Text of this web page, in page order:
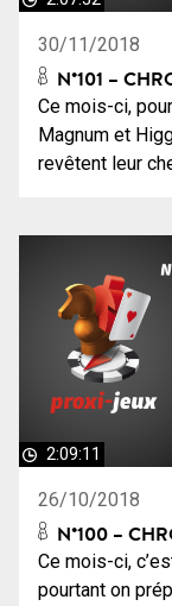
30/11/2018
N°101 –
Ce mois-ci,
Magnum et
revêtent leur
2:09:11
26/10/2018
N°100 –
Ce mois-ci,
pourtant on